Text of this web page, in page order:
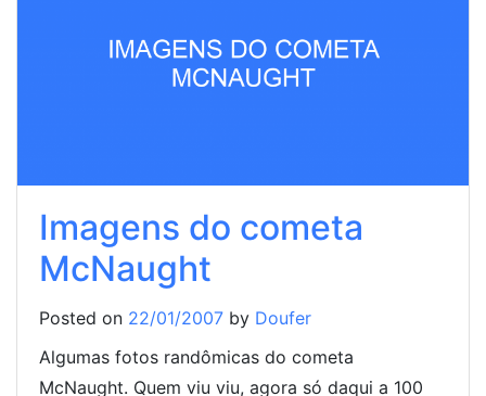
Imagens do cometa
McNaught
Posted on 22/01/2007 by Doufer
Algumas fotos randômicas do cometa
McNaught. Quem viu viu, agora só daqui a 100